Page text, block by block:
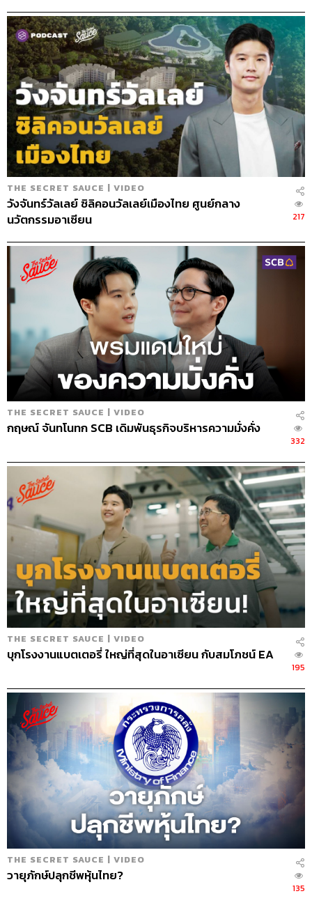
เปลี่ยนแปลงที่จะเกิดขึ้นในอนาคต โดยให้ใช้หลักความคิด
‘If… then…’ ถ้าเกิดสิ่งนี้ อะไรจะเกิดขึ้น แล้วรีบขยับทันที
การก้าวกระโดดเป็นสิ่งสำคัญในโลกที่เปลี่ยนแปลงอย่าง
รวดเร็ว พฤติกรรมผู้บริโภคมุ่งไปสู่การเป็นดิจิทัลมากขึ้น
เพราะถูกบีบให้คุ้นชิน จากที่ไม่เคยสั่งอาหารหรือสินค้า
ออนไลน์ก็ต้องเริ่มสั่ง เริ่ม Work From Home มากขึ้น และมี
ธุรกิจอะไรอีกบ้างที่จะเข้าไปเติมเต็มสิ่งนี้ได้
Bain & Company สร้างแผนปฏิบัติการวอร์รูม โดยแบ่งเป็น
4 ช่วง
สัปดาห์ที่ 0
รวบรวมผู้บริหารระดับสูงที่มีส่วนเกี่ยวข้องทั้งหมดให้มาอยู่
ภายใต้วิสัยทัศน์เดียวกัน จัดตั้งการประชุมรายวันและ
สังเกตการณ์อย่างใกล้ชิด ไม่ว่าจะเป็นการแบ่งงานที่ชัดเจน
การตัดสินใจร่วมกัน การสรรหาและใช้เครื่องมือใหม่ๆ เพื่อ
ประเมินและติดตาม โดยอาจนำผู้เชี่ยวชาญภายนอกเข้ามา
เป็นที่ปรึกษา บริษัทจำเป็นต้องมีความ Agile มีแผนการ
สื่อสารที่ชัดเจน พร้อมดึงพนักงานมาเกี่ยวข้องให้ได้มากที่สุด
สัปดาห์ที่ 1-3
ทำแผนการณ์ที่กล่าวไปในข้อ 1 และ 2 แผนอาจปรับเปลี่ยนได้
อย่างฉับพลัน โดยมีมายด์เซตว่าจะไม่เสียใจภายหลัง เพราะ
ทุกการตัดสินใจต้องอยู่บนพื้นฐานของความรวดเร็ว
มุ่งเน้นไปที่การวางแผนปฏิบัติการชัดเจน โดยทำแผนการที่
กล่าวไปในข้อ 3-5 ข้างต้น
สัปดาห์ที่ 6 เป็นต้นไป
เริ่มใช้แผนเชิงบุกมากขึ้น โดยสามารถปรับระยะเวลาการทำ
แผนการต่างๆ ตามความเหมาะสมเองได้
สามารถฟังพอดแคสต์ The Secret Sauce
ผ่านแอปพลิเคชันต่างๆ ที่คุณสะดวกหรือใช้อยู่แล้วได้เลย
THE SECRET SAUCE | VIDEO
วังจันทร์วัลเลย์ ซิลิคอนวัลเลย์เมืองไทย ศูนย์กลาง
นวัตกรรมอาเซียน
217
THE SECRET SAUCE | VIDEO
กฤษณ์ จันทโนทก SCB เดิมพันธุรกิจบริหารความมั่งคั่ง
332
THE SECRET SAUCE | VIDEO
บุกโรงงานแบตเตอรี่ ใหญ่ที่สุดในอาเซียน กับสมโภชน์ EA
195
THE SECRET SAUCE | VIDEO
วายุภักษ์ปลุกชีพหุ้นไทย?
135